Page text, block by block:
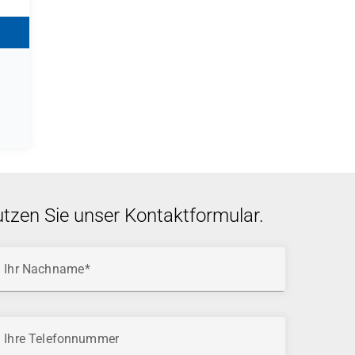
Sie unser Kontaktformular.
Ihr Nachname
Ihre Telefonnummer